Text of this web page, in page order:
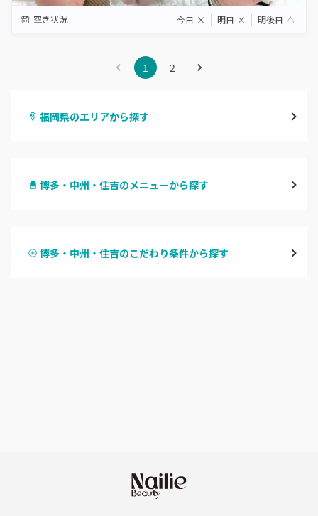
空き状況 今日 × 明日 × 明後日 △
1 2
福岡県のエリアから探す
博多・中州・住吉のメニューから探す
博多・中州・住吉のこだわり条件から探す